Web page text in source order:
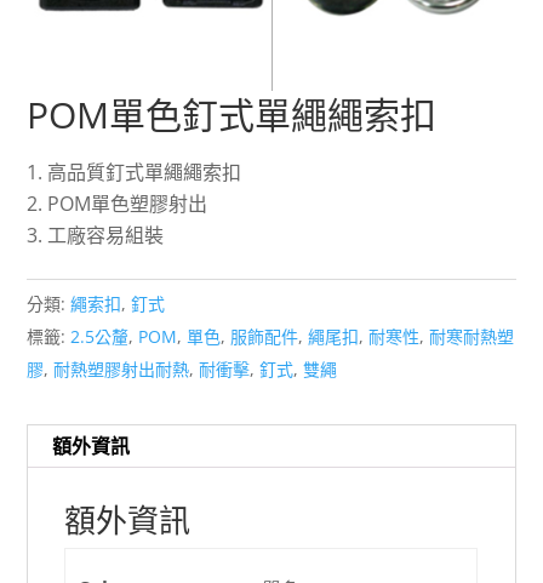
POM單色釘式單繩繩索扣
高品質釘式單繩繩索扣
POM單色塑膠射出
工廠容易組裝
分類:繩索扣,釘式
標籤:2.5公釐, POM,單色, 服飾配件,繩尾扣,耐寒性,耐寒耐熱塑
膠,耐熱塑膠射出耐熱,耐衝擊,釘式,雙繩
額外資訊
額外資訊